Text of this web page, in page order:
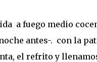
a fuego medio
antes-. con la
el refrito y